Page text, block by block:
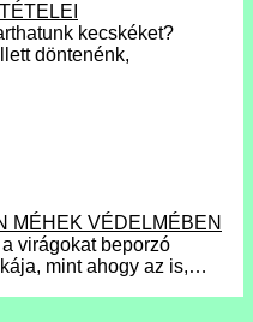
kecskéket?
döntenénk,
MÉHEK VÉDELMÉBEN
virágokat beporzó
mint ahogy az is,…